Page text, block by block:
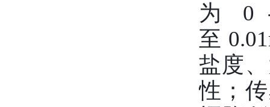
为 0
至
盐度
性；